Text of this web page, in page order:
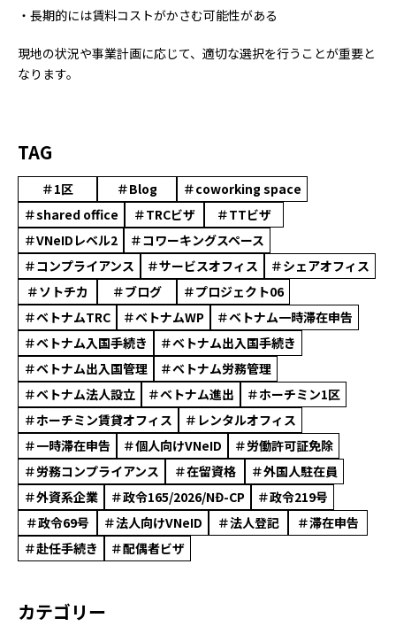
・長期的には賃料コストがかさむ可能性がある
現地の状況や事業計画に応じて、適切な選択を行うことが重要と
なります。
TAG
＃1区 ＃Blog
＃coworking space
＃shared office
＃TRCビザ
＃TTビザ
＃VNeIDレベル2
＃コワーキングスペース
＃コンプライアンス
＃サービスオフィス
＃シェアオフィス
＃ソトチカ
＃ブログ
＃プロジェクト06
＃ベトナムTRC
＃ベトナムWP
＃ベトナム一時滞在申告
＃ベトナム入国手続き
＃ベトナム出入国手続き
＃ベトナム出入国管理
＃ベトナム労務管理
＃ベトナム法人設立
＃ベトナム進出
＃ホーチミン1区
＃ホーチミン賃貸オフィス
＃レンタルオフィス
＃一時滞在申告
＃個人向けVNeID
＃労働許可証免除
＃労務コンプライアンス
＃在留資格
＃外国人駐在員
＃外資系企業
＃政令165/2026/NĐ-CP
＃政令219号
＃政令69号
＃法人向けVNeID ＃法人登記
＃滞在申告
＃赴任手続き
＃配偶者ビザ
カテゴリー